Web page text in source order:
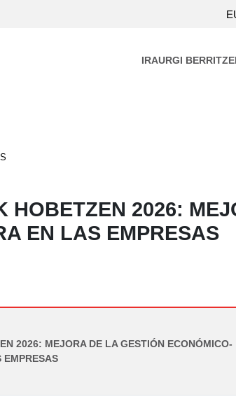
IRAURGI
HOBETZEN 2026:
EN LAS EMPRESAS
2026: MEJORA DE LA GESTIÓN ECONÓMICO-
EMPRESAS